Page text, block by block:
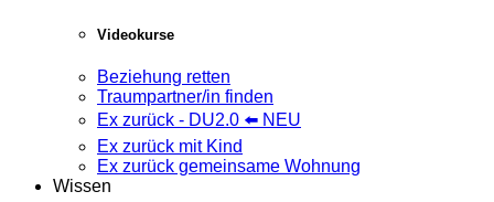
Videokurse
Beziehung retten
Traumpartner/in finden
Ex zurück - DU2.0 ⬅️ NEU
Ex zurück mit Kind
Ex zurück gemeinsame Wohnung
Wissen